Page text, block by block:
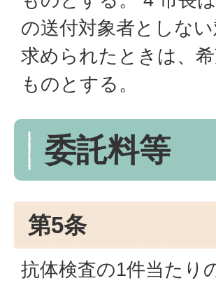
の送付対象者としな
求められたときは、
ものとする。
委託料等
第5条
抗体検査の1件当たり